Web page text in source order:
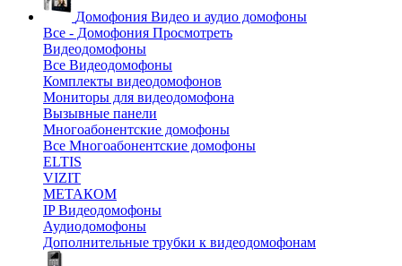
Домофония Видео и аудио домофоны
Все - Домофония Просмотреть
Видеодомофоны
Все Видеодомофоны
Комплекты видеодомофонов
Мониторы для видеодомофона
Вызывные панели
Многоабонентские домофоны
Все Многоабонентские домофоны
ELTIS
VIZIT
МЕТАКОМ
IP Видеодомофоны
Аудиодомофоны
Дополнительные трубки к видеодомофонам